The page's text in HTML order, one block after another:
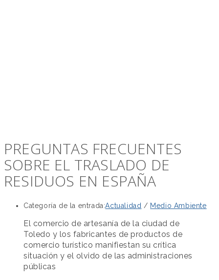
PREGUNTAS FRECUENTES
SOBRE EL TRASLADO DE
RESIDUOS EN ESPAÑA
Categoría de la entrada:Actualidad / Medio Ambiente
El comercio de artesanía de la ciudad de
Toledo y los fabricantes de productos de
comercio turístico manifiestan su crítica
situación y el olvido de las administraciones
públicas